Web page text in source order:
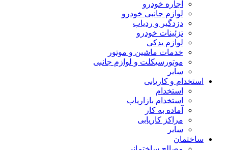
اجاره خودرو
لوازم جانبی خودرو
دزدگیر و ردیاب
تزئینات خودرو
لوازم یدکی
خدمات ماشین و موتور
موتورسیکلت و لوازم جانبی
سایر
استخدام و کاریابی
استخدام
استخدام بازاریاب
آماده به کار
مراکز کاریابی
سایر
ساختمان